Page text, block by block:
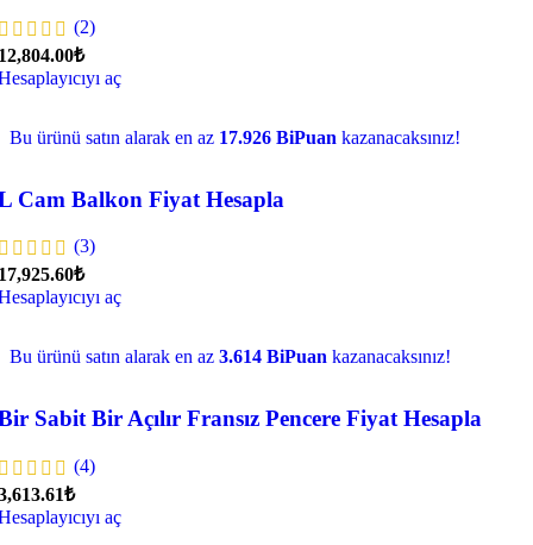
(2)
aç
Bu ürünü satın alarak en az 17.926 BiPuan kazanacaksınız!
Cam Balkon Fiyat Hesapla
(3)
aç
Bu ürünü satın alarak en az 3.614 BiPuan kazanacaksınız!
Sabit Bir Açılır Fransız Pencere Fiyat Hesapla
(4)
aç